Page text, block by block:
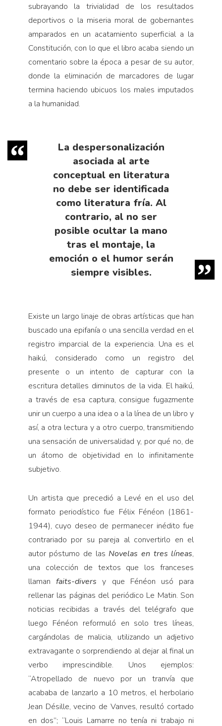
subrayando la trivia­lidad de los resultados
deportivos o la miseria moral de gobernantes
amparados en un acatamiento su­perficial a la
Constitución, con lo que el libro acaba siendo un
co­mentario sobre la época a pesar de su autor,
donde la eliminación de marcadores de lugar
termina ha­ciendo ubicuos los males imputa­dos
a la humanidad.
La despersonalización
asocia­da al arte
conceptual en literatu­ra
no debe ser identificada
como literatura fría. Al
contrario, al no ser
posible ocultar la mano
tras el montaje, la
emoción o el humor serán
siempre visibles.
Existe un largo linaje de obras artísticas que han
buscado una epifanía o una sencilla verdad en el
registro imparcial de la expe­riencia. Una es el
haikú, considera­do como un registro del
presente o un intento de capturar con la
escritura detalles diminutos de la vida. El haikú,
a través de esa captura, consigue fugazmente
unir un cuerpo a una idea o a la línea de un libro y
así, a otra lectura y a otro cuerpo, transmitiendo
una sensa­ción de universalidad y, por qué no, de
un átomo de objetividad en lo infinitamente
subjetivo.
Un artista que precedió a Levé en el uso del
formato periodístico fue Félix Fénéon (1861-
1944), cuyo deseo de permanecer inédito fue
contrariado por su pareja al con­vertirlo en el
autor póstumo de las Novelas en tres líneas,
una colección de textos que los franceses
llamanfaits-diversy que Fénéon usó para
rellenar las páginas del periódico Le Matin. Son
noticias recibidas a través del telégrafo que
luego Fé­néon reformuló en solo tres líneas,
cargándolas de malicia, utilizando un adjetivo
extravagante o sor­prendiendo al dejar al final un
ver­bo imprescindible. Unos ejemplos:
“Atropellado de nuevo por un tran­vía que
acababa de lanzarlo a 10 metros, el herbolario
Jean Désille, vecino de Vanves, resultó cortado
en dos”; “Louis Lamarre no tenía ni trabajo ni